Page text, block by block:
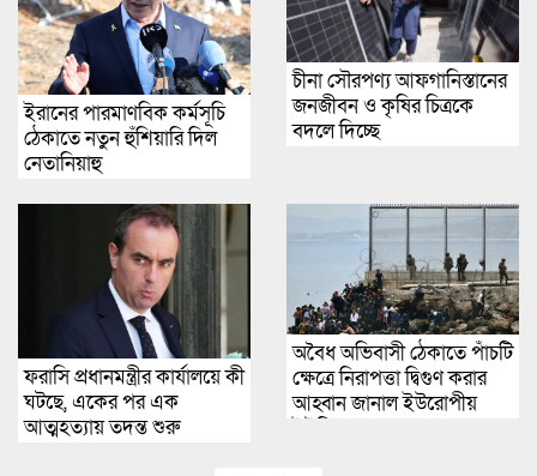
ইরানের পারমাণবিক কর্মসূচি
ঠেকাতে নতুন হুঁশিয়ারি দিল
নেতানিয়াহু
চীনা সৌরপণ্য আফগানিস্তানের
জনজীবন ও কৃষির চিত্রকে
বদলে দিচ্ছে
ফরাসি প্রধানমন্ত্রীর কার্যালয়ে কী
ঘটছে, একের পর এক
আত্মহত্যায় তদন্ত শুরু
অবৈধ অভিবাসী ঠেকাতে পাঁচটি
ক্ষেত্রে নিরাপত্তা দ্বিগুণ করার
আহ্বান জানাল ইউরোপীয়